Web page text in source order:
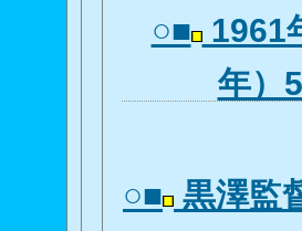
○■ 1961
年）
○■ 黒澤監